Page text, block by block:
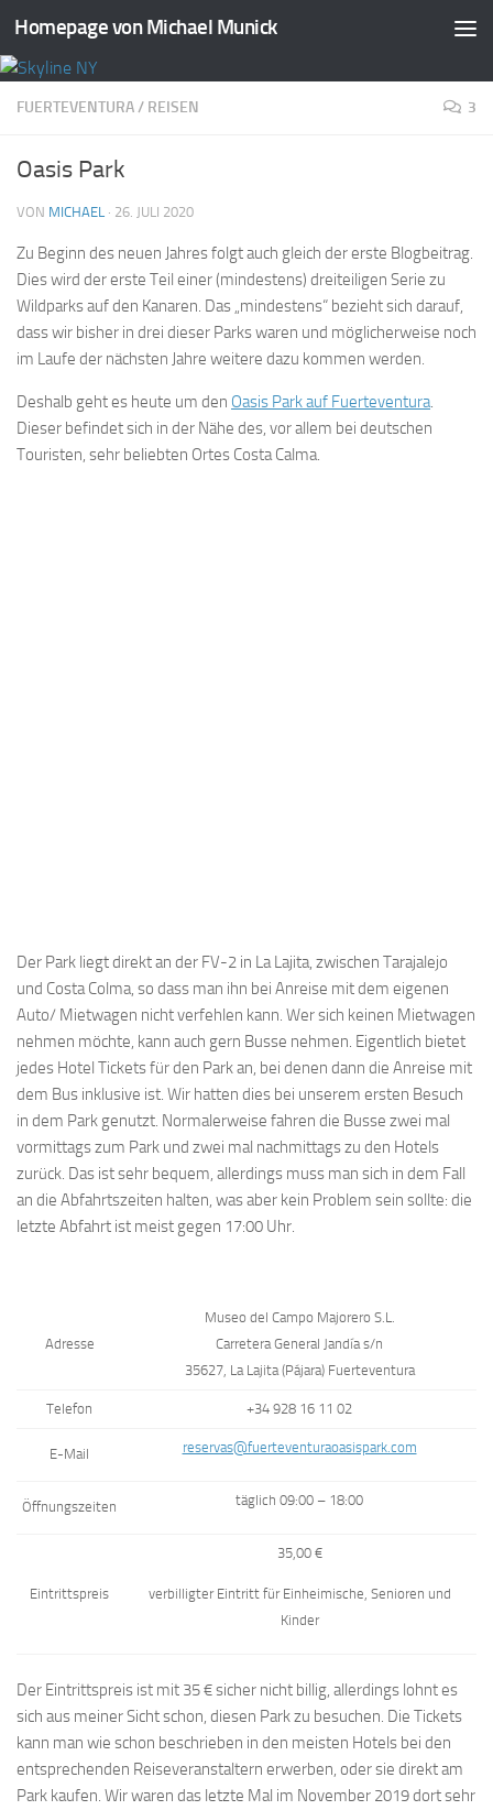
Zum Inhalt springen
Homepage von Michael Munick
FUERTEVENTURA/ REISEN 3
Oasis Park
VON MICHAEL · 26. JULI 2020
Zu Beginn des neuen Jahres folgt auch gleich der erste Blogbeitrag.
Dies wird der erste Teil einer (mindestens) dreiteiligen Serie zu
Wildparks auf den Kanaren. Das „mindestens“ bezieht sich darauf,
dass wir bisher in drei dieser Parks waren und möglicherweise noch
im Laufe der nächsten Jahre weitere dazu kommen werden.
Deshalb geht es heute um den Oasis Park auf Fuerteventura.
Dieser befindet sich in der Nähe des, vor allem bei deutschen
Touristen, sehr beliebten Ortes Costa Calma.
Der Park liegt direkt an der FV-2 in La Lajita, zwischen Tarajalejo
und Costa Colma, so dass man ihn bei Anreise mit dem eigenen
Auto/ Mietwagen nicht verfehlen kann. Wer sich keinen Mietwagen
nehmen möchte, kann auch gern Busse nehmen. Eigentlich bietet
jedes Hotel Tickets für den Park an, bei denen dann die Anreise mit
dem Bus inklusive ist. Wir hatten dies bei unserem ersten Besuch
in dem Park genutzt. Normalerweise fahren die Busse zwei mal
vormittags zum Park und zwei mal nachmittags zu den Hotels
zurück. Das ist sehr bequem, allerdings muss man sich in dem Fall
an die Abfahrtszeiten halten, was aber kein Problem sein sollte: die
letzte Abfahrt ist meist gegen 17:00 Uhr.
Adresse
Museo del Campo Majorero S.L.
Carretera General Jandía s/n
35627, La Lajita (Pájara) Fuerteventura
Telefon +34 928 16 11 02
E-Mail reservas@fuerteventuraoasispark.com
Öffnungszeiten täglich 09:00 – 18:00
Eintrittspreis
35,00 €
verbilligter Eintritt für Einheimische, Senioren und
Kinder
Der Eintrittspreis ist mit 35 € sicher nicht billig, allerdings lohnt es
sich aus meiner Sicht schon, diesen Park zu besuchen. Die Tickets
kann man wie schon beschrieben in den meisten Hotels bei den
entsprechenden Reiseveranstaltern erwerben, oder sie direkt am
Park kaufen. Wir waren das letzte Mal im November 2019 dort sehr